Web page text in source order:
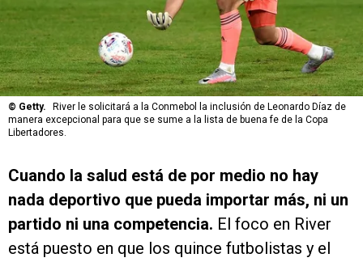
© Getty.
River le solicitará a la Conmebol la inclusión de Leonardo Díaz de
manera excepcional para que se sume a la lista de buena fe de la Copa
Libertadores.
Cuando la salud está de por medio no hay
nada deportivo que pueda importar más, ni un
partido ni una competencia. El foco en River
está puesto en que los quince futbolistas y el